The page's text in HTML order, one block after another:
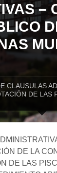
–
CLAUSULAS
DE LAS
DE LA
DE LAS